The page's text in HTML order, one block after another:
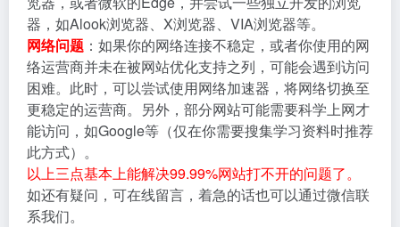
器，如Alook浏览器、X浏览器、VIA浏览器等。
网络问题 ：如果你的网络连接不稳定，或者你使用的网
络运营商并未在被网站优化支持之列，可能会遇到访问
困难。此时，可以尝试使用网络加速器，将网络切换至
更稳定的运营商。另外，部分网站可能需要科学上网才
能访问，如Google等（仅在你需要搜集学习资料时推荐
此方式）。
以上三点基本上能解决99.99%网站打不开的问题了。
如还有疑问，可在线留言，着急的话也可以通过微信联
系我们。